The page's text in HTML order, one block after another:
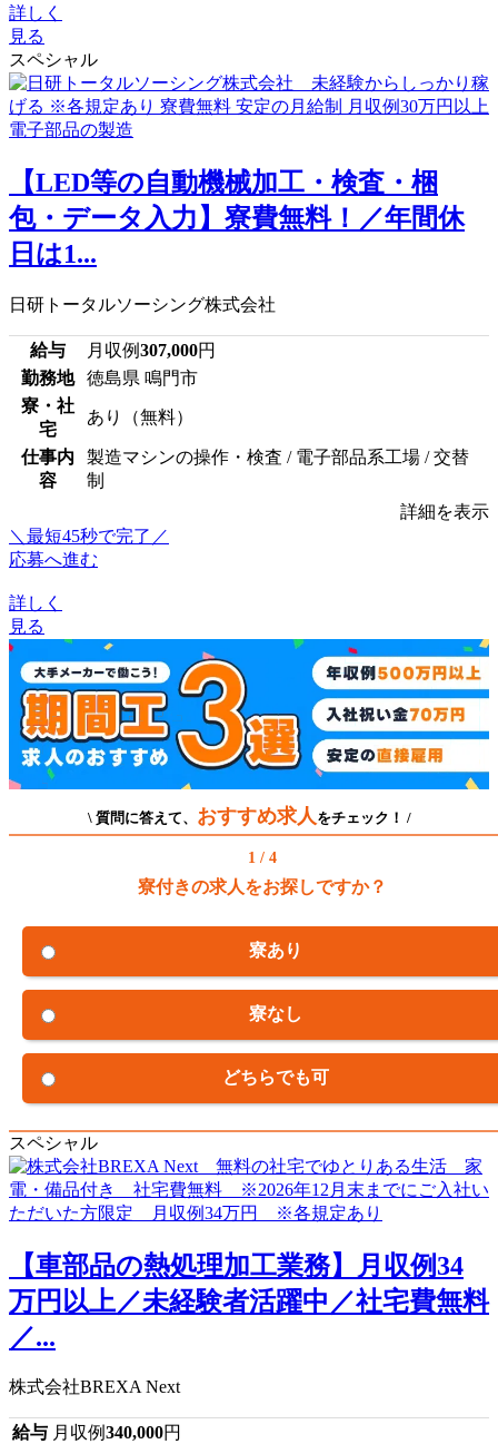
詳しく
見る
スペシャル
【LED等の自動機械加工・検査・梱
包・データ入力】寮費無料！／年間休
日は1...
日研トータルソーシング株式会社
給与 月収例307,000円
勤務地
徳島県 鳴門市
寮・社
宅
あり（無料）
仕事内
容
製造マシンの操作・検査 / 電子部品系工場 / 交替
制
詳細を表示
＼最短45秒で完了／
応募へ進む
詳しく
見る
\ 質問に答えて、 おすすめ求人 をチェック！ /
1 / 4
寮付きの求人をお探しですか？
寮あり
寮なし
どちらでも可
スペシャル
【車部品の熱処理加工業務】月収例34
万円以上／未経験者活躍中／社宅費無料
／...
株式会社BREXA Next
給与 月収例340,000円